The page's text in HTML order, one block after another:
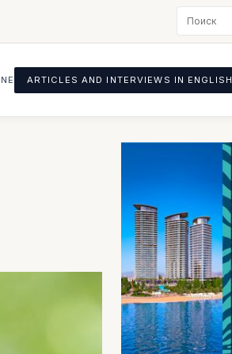
ARTICLES AND INTERVIEWS IN ENGLISH